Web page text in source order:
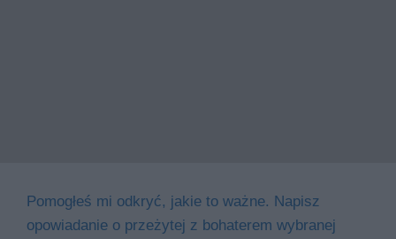
Pomogłeś mi odkryć, jakie to ważne. Napisz
opowiadanie o przeżytej z bohaterem wybranej